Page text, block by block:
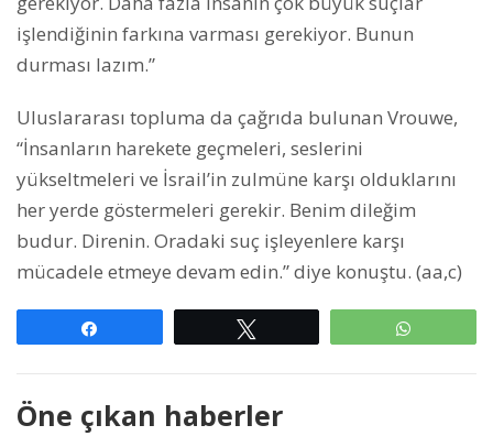
işlendiğinin farkına varması gerekiyor. Bunun
durması lazım.”
Uluslararası topluma da çağrıda bulunan Vrouwe,
“İnsanların harekete geçmeleri, seslerini
yükseltmeleri ve İsrail’in zulmüne karşı olduklarını
her yerde göstermeleri gerekir. Benim dileğim
budur. Direnin. Oradaki suç işleyenlere karşı
mücadele etmeye devam edin.” diye konuştu. (aa,c)
Öne çıkan haberler